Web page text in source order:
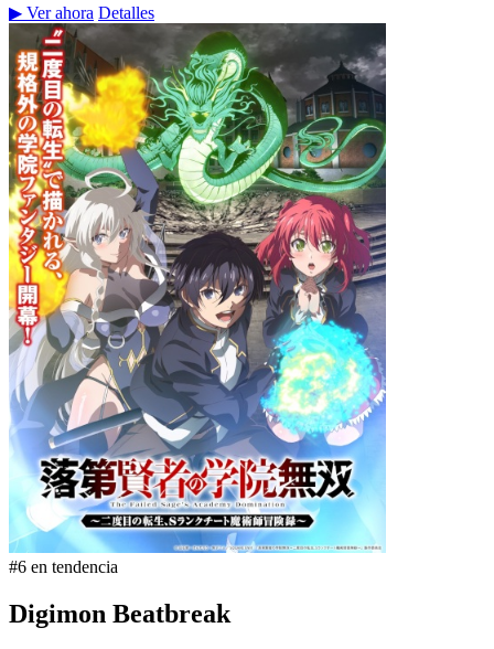
▶ Ver ahora Detalles
#6 en tendencia
Digimon Beatbreak